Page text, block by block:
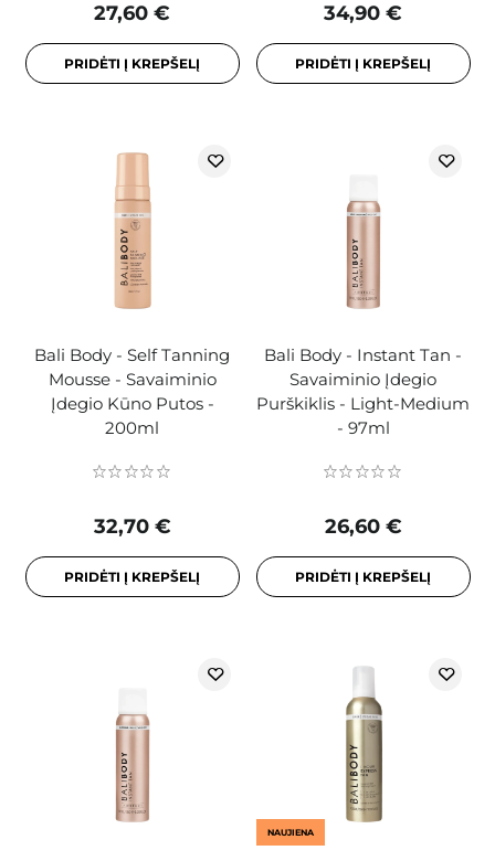
27,60 €
PRIDĖTI Į KREPŠELĮ
34,90 €
PRIDĖTI Į KREPŠELĮ
Bali Body - Self Tanning
Mousse - Savaiminio
Įdegio Kūno Putos -
200ml
32,70 €
PRIDĖTI Į KREPŠELĮ
Bali Body - Instant Tan -
Savaiminio Įdegio
Purškiklis - Light-Medium
- 97ml
26,60 €
PRIDĖTI Į KREPŠELĮ
NAUJIENA